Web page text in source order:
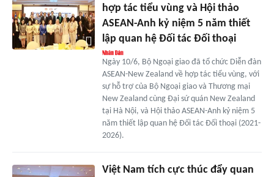
hợp tác tiểu vùng và Hội thảo
ASEAN-Anh kỷ niệm 5 năm thiết
lập quan hệ Đối tác Đối thoại
Ngày 10/6, Bộ Ngoại giao đã tổ chức Diễn đàn
ASEAN-New Zealand về hợp tác tiểu vùng, với
sự hỗ trợ của Bộ Ngoại giao và Thương mại
New Zealand cùng Đại sứ quán New Zealand
tại Hà Nội, và Hội thảo ASEAN-Anh kỷ niệm 5
năm thiết lập quan hệ Đối tác Đối thoại (2021-
2026).
Việt Nam tích cực thúc đẩy quan